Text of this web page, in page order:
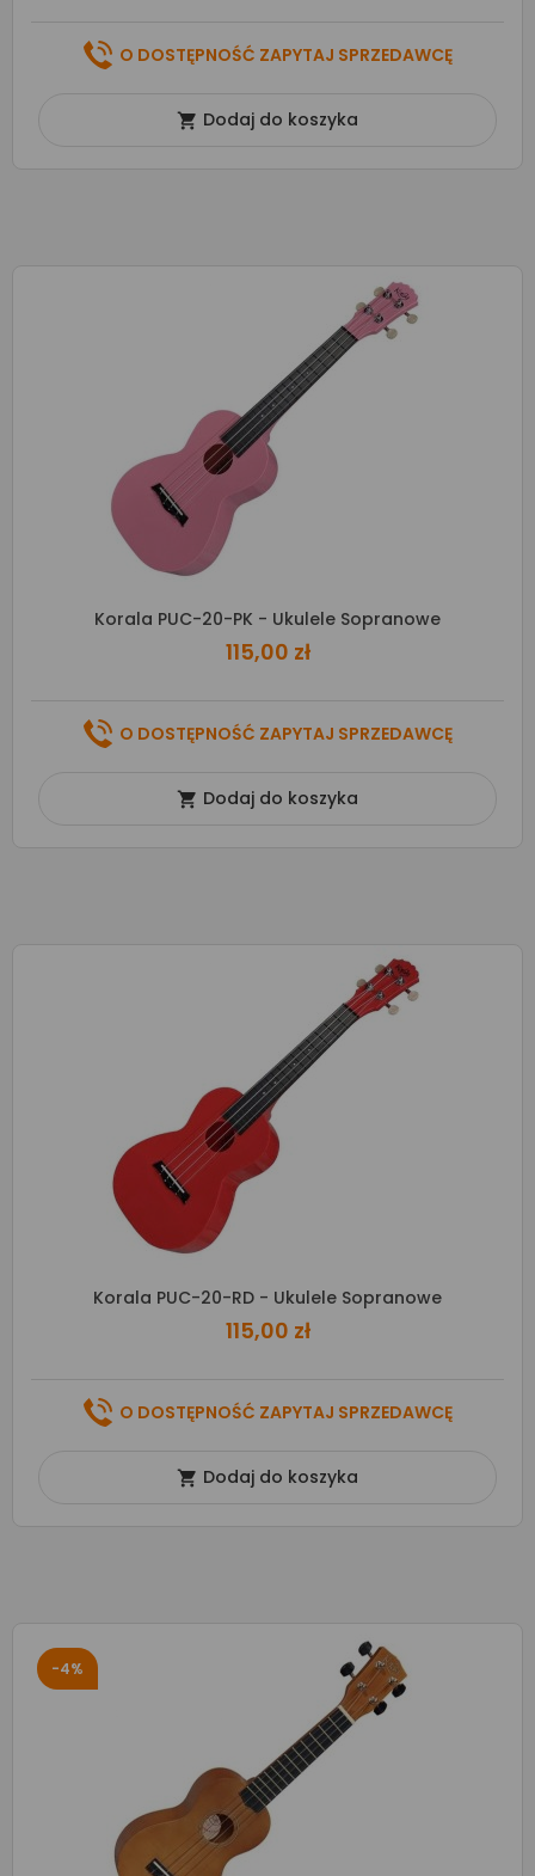
O DOSTĘPNOŚĆ ZAPYTAJ SPRZEDAWCĘ
 Dodaj do koszyka
Korala PUC-20-PK - Ukulele Sopranowe
115,00 zł
O DOSTĘPNOŚĆ ZAPYTAJ SPRZEDAWCĘ
 Dodaj do koszyka
Korala PUC-20-RD - Ukulele Sopranowe
115,00 zł
O DOSTĘPNOŚĆ ZAPYTAJ SPRZEDAWCĘ
 Dodaj do koszyka
-4%